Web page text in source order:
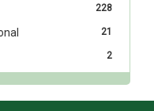
228
21
2